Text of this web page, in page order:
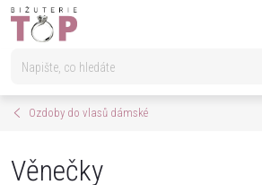
Přejít
Ozdoby do vlasů dámské
Věnečky